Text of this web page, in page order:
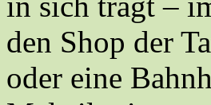
den Shop der
oder eine